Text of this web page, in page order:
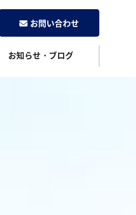
お問い合わせ
お知らせ・ブログ